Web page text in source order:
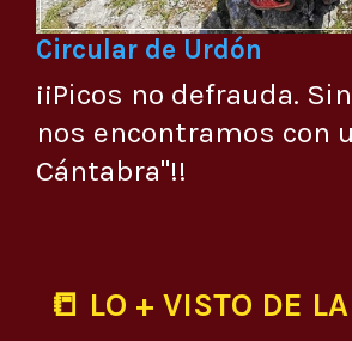
Circular de Urdón
¡¡Picos no defrauda.
nos encontramos con
Cántabra"!!
📒 LO + VISTO DE